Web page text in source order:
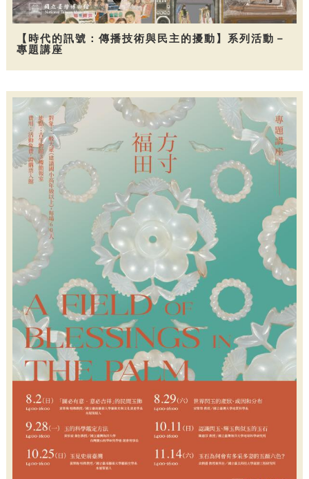
【時代的訊號：傳播技術與民主的擾動】系列活動－
專題講座